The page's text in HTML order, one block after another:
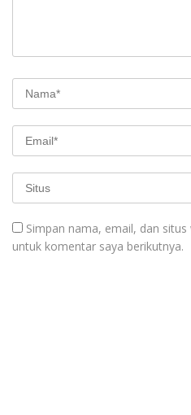
Simpan nama, email, dan
untuk komentar saya berikutnya.